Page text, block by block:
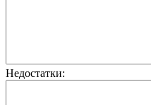
Недостатки: